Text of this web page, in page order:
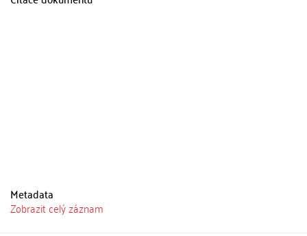
Metadata
Zobrazit celý záznam